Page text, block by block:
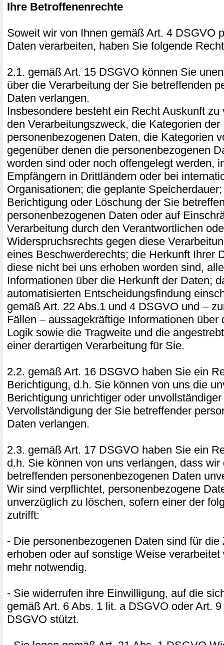
Ihre Betroffenenrechte
Soweit wir von Ihnen gemäß Art. 4 DSGVO
Daten verarbeiten, haben Sie folgende
2.1. gemäß Art. 15 DSGVO können Sie
über die Verarbeitung der Sie betreffenden
Daten verlangen.
Insbesondere besteht ein Recht Auskunft zu
den Verarbeitungszweck, die Kategorien der
personenbezogenen Daten, die Kategorien
gegenüber denen die personenbezogenen
worden sind oder noch offengelegt werden,
Empfängern in Drittländern oder bei
Organisationen; die geplante
Berichtigung oder Löschung der Sie
personenbezogenen Daten oder auf
Verarbeitung durch den Verantwortlichen
Widerspruchsrechts gegen diese
eines Beschwerderechts; die Herkunft Ihrer
diese nicht bei uns erhoben worden sind,
Informationen über die Herkunft der Daten;
automatisierten Entscheidungsfindung
gemäß Art. 22 Abs.1 und 4 DSGVO und –
Fällen – aussagekräftige Informationen über
Logik sowie die Tragweite und die
einer derartigen Verarbeitung für Sie.
2.2. gemäß Art. 16 DSGVO haben Sie ein
Berichtigung, d.h. Sie können von uns die
Berichtigung unrichtiger oder
Vervollständigung der Sie betreffender
Daten verlangen.
2.3. gemäß Art. 17 DSGVO haben Sie ein
d.h. Sie können von uns verlangen, dass wir
betreffenden personenbezogenen Daten
Wir sind verpflichtet, personenbezogene
unverzüglich zu löschen, sofern einer der
zutrifft:
- Die personenbezogenen Daten sind für
erhoben oder auf sonstige Weise verarbeitet
mehr notwendig.
- Sie widerrufen ihre Einwilligung, auf die
gemäß Art. 6 Abs. 1 lit. a DSGVO oder Art.
DSGVO stützt.